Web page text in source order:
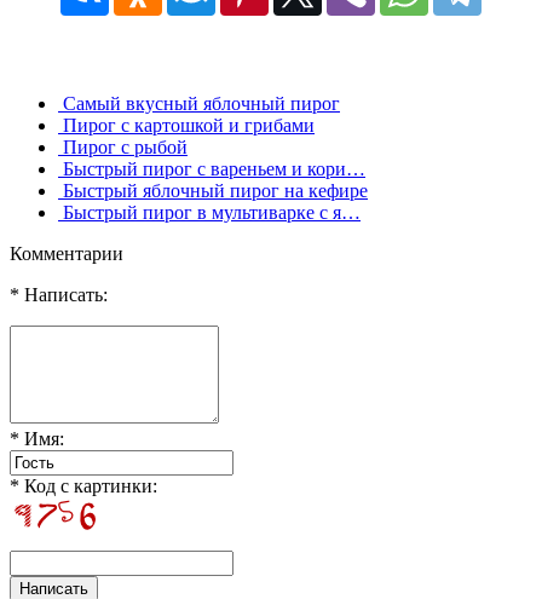
Самый вкусный яблочный пирог
Пирог с картошкой и грибами
Пирог с рыбой
Быстрый пирог с вареньем и кори…
Быстрый яблочный пирог на кефире
Быстрый пирог в мультиварке с я…
Комментарии
* Написать:
* Имя:
* Код с картинки: